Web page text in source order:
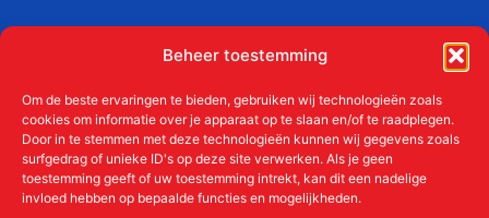
Beheer toestemming
Om de beste ervaringen te bieden, gebruiken wij technologieën zoals
cookies om informatie over je apparaat op te slaan en/of te raadplegen.
Door in te stemmen met deze technologieën kunnen wij gegevens zoals
surfgedrag of unieke ID's op deze site verwerken. Als je geen
toestemming geeft of uw toestemming intrekt, kan dit een nadelige
invloed hebben op bepaalde functies en mogelijkheden.
KvKnr:41011712
Meer over de Liudgerstichten